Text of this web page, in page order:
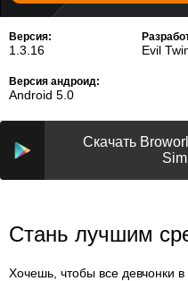
Версия:
1.3.16 Evil
Версия андроид:
Android 5.0
Скачать
Стань лучшим
Хочешь, чтобы все девчонки